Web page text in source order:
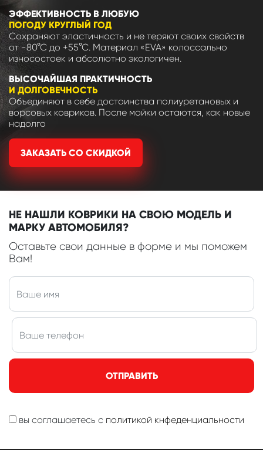
ЭФФЕКТИВНОСТЬ В ЛЮБУЮ
ПОГОДУ КРУГЛЫЙ ГОД
Сохраняют эластичность и не теряют своих свойств
от -80°С до +55°С. Материал «EVA» колоссально
износостоек и абсолютно экологичен.
ВЫСОЧАЙШАЯ ПРАКТИЧНОСТЬ
И ДОЛГОВЕЧНОСТЬ
Объединяют в себе достоинства полиуретановых и
ворсовых ковриков. После мойки остаются, как новые
надолго
ЗАКАЗАТЬ СО СКИДКОЙ
НЕ НАШЛИ КОВРИКИ НА СВОЮ МОДЕЛЬ И
МАРКУ АВТОМОБИЛЯ?
Оставьте свои данные в форме и мы поможем
Вам!
ОТПРАВИТЬ
вы соглашаетесь с политикой кнфеденциальности